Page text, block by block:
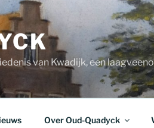
van Kwadijk, een
Over Oud-Quadyck